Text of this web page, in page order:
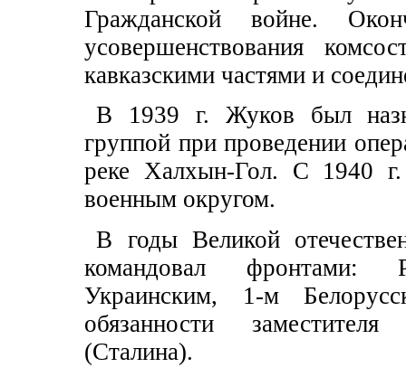
Гражданской войне.
усовершенствования
кавказскими частями и
В 1939 г. Жуков был
группой при проведении
реке Халхын-Гол. С 1940
военным округом.
В годы Великой
командовал фронтами:
Украинским, 1-м
обязанности
(Сталина).